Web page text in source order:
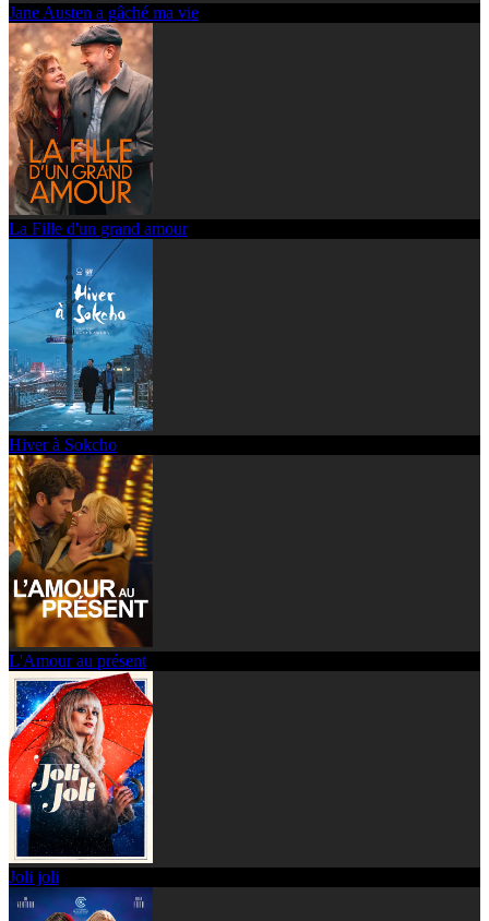
Jane Austen a gâché ma vie
La Fille d'un grand amour
Hiver à Sokcho
L'Amour au présent
Joli joli